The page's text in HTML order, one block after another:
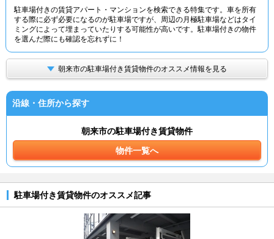
TOP
駐車場付きの賃貸アパート・マンションを検索できる特集です。車を所有
する際に必ず必要になるのが駐車場ですが、周辺の月極駐車場などはタイ
ミングによって埋まっていたりする可能性が高いです。駐車場付きの物件
を選んだ際にも確認を忘れずに！
朝来市の駐車場付き賃貸物件のオススメ情報を見る
沿線・住所から探す
朝来市の駐車場付き賃貸物件
物件一覧へ
駐車場付き賃貸物件のオススメ記事